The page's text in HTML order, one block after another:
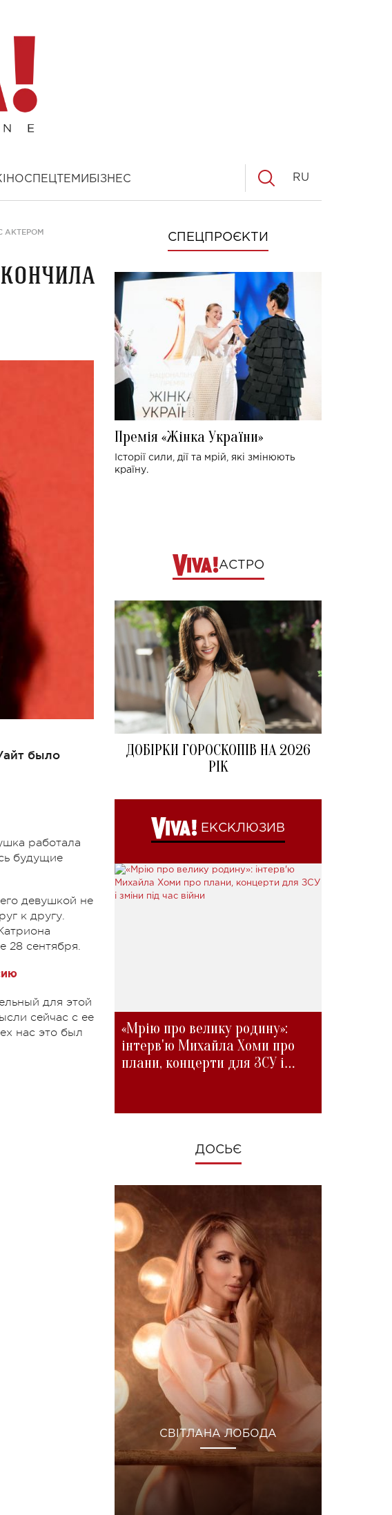
СПЕЦТЕМИ БІЗНЕС RU
АКТЕРОМ
было
работала
будущие
девушкой не
к другу.
28 сентября.
для этой
сейчас с ее
нас это был
СПЕЦПРОЄКТИ
Премія «Жінка України»
Історії сили, дії та мрій, які змінюють
країну.
АСТРО
ДОБІРКИ ГОРОСКОПІВ НА 2026
РІК
ЕКСКЛЮЗИВ
«Мрію про велику родину»:
інтерв'ю Михайла Хоми про
плани, концерти для ЗСУ і
ДОСЬЄ
СВІТЛАНА ЛОБОДА